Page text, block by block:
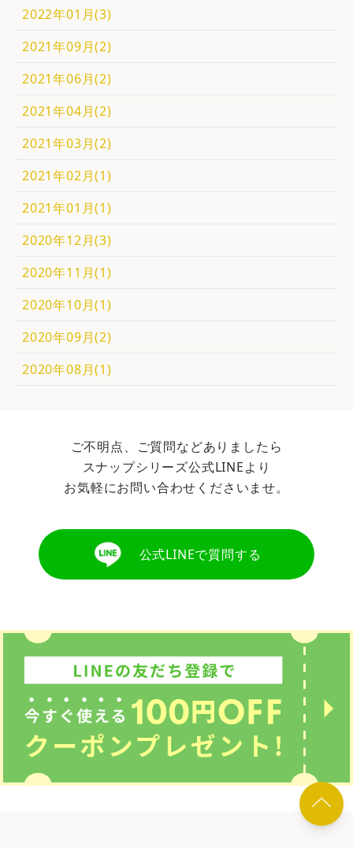
2022年01月(3)
2021年09月(2)
2021年06月(2)
2021年04月(2)
2021年03月(2)
2021年02月(1)
2021年01月(1)
2020年12月(3)
2020年11月(1)
2020年10月(1)
2020年09月(2)
2020年08月(1)
ご不明点、ご質問などありましたら
スナップシリーズ公式LINEより
お気軽にお問い合わせくださいませ。
公式LINEで質問する